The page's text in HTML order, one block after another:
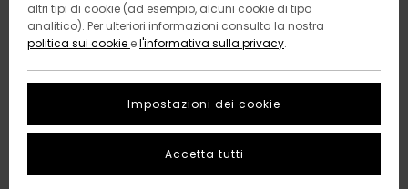
altri tipi di cookie (ad esempio, alcuni cookie di tipo
analitico). Per ulteriori informazioni consulta la nostra
politica sui cookie el'informativa sulla privacy.
Impostazioni dei cookie
Accetta tutti